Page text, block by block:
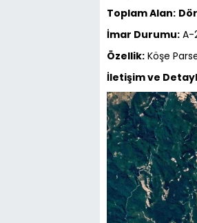
Toplam Alan:
İmar Durumu: A-
Özellik: Köşe
İletişim ve